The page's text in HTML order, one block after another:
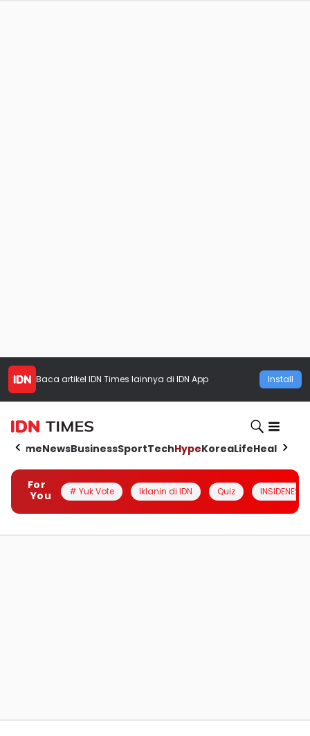
Baca artikel IDN Times lainnya di IDN App Install
HomeNewsBusinessSportTechHypeKoreaLifeHealth
For
You
# Yuk Vote Iklanin di IDN Quiz INSIDENESIA